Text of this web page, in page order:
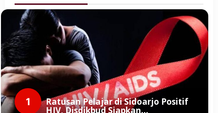
1 Ratusan Pelajar di Sidoarjo Positif
HIV, Disdikbud Siapkan…